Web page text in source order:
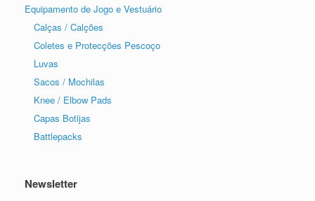
Equipamento de Jogo e Vestuário
Calças / Calções
Coletes e Protecções Pescoço
Luvas
Sacos / Mochilas
Knee / Elbow Pads
Capas Botijas
Battlepacks
Newsletter